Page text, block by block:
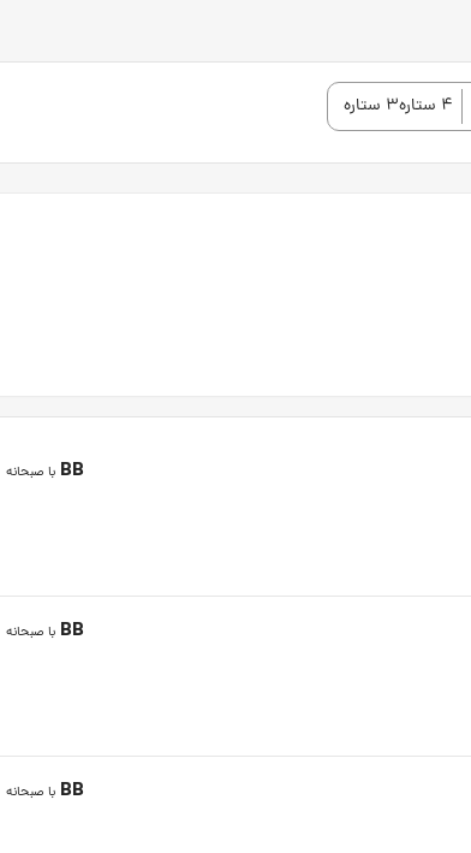
4 ستاره3 ستاره
BB با صبحانه
BB با صبحانه
BB با صبحانه